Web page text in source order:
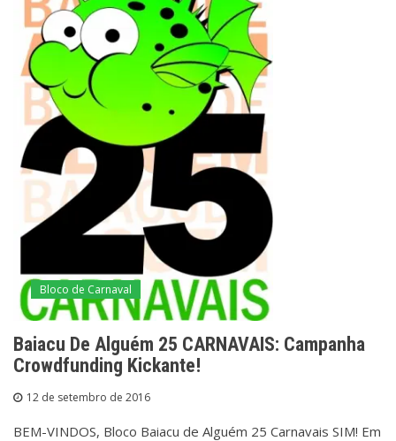
Bloco de Carnaval
Baiacu De Alguém 25 CARNAVAIS: Campanha
Crowdfunding Kickante!
12 de setembro de 2016
BEM-VINDOS, Bloco Baiacu de Alguém 25 Carnavais SIM! Em